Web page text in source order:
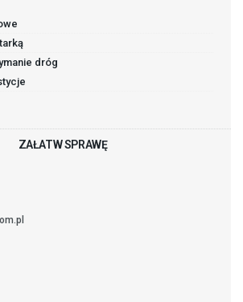
dróg
ZAŁATW SPRAWĘ